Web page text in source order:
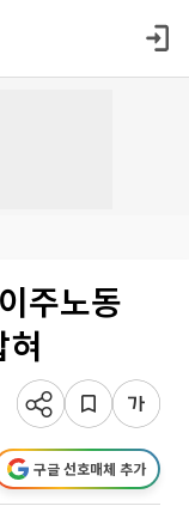
주노동
구글 선호매체 추가